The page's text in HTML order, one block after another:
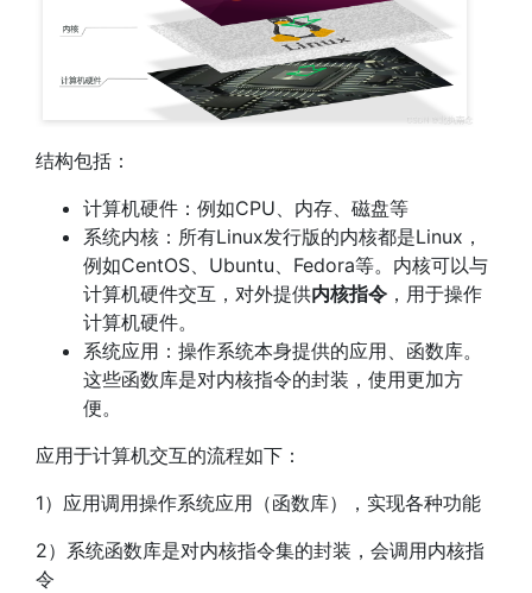
结构包括：
计算机硬件：例如CPU、内存、磁盘等
系统内核：所有Linux发行版的内核都是Linux，
例如CentOS、Ubuntu、Fedora等。内核可以与
计算机硬件交互，对外提供内核指令 ，用于操作
计算机硬件。
系统应用：操作系统本身提供的应用、函数库。
这些函数库是对内核指令的封装，使用更加方
便。
应用于计算机交互的流程如下：
1）应用调用操作系统应用（函数库），实现各种功能
2）系统函数库是对内核指令集的封装，会调用内核指
令